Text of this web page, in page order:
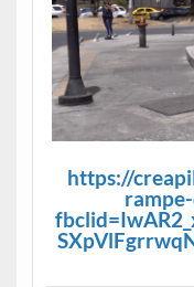
https://